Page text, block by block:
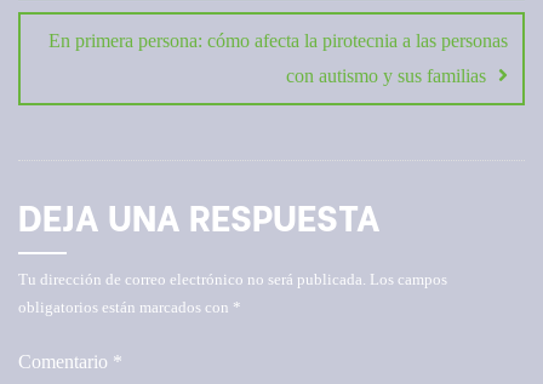
En primera persona: cómo afecta la pirotecnia a las personas
con autismo y sus familias
DEJA UNA RESPUESTA
Tu dirección de correo electrónico no será publicada. Los campos
obligatorios están marcados con *
Comentario *